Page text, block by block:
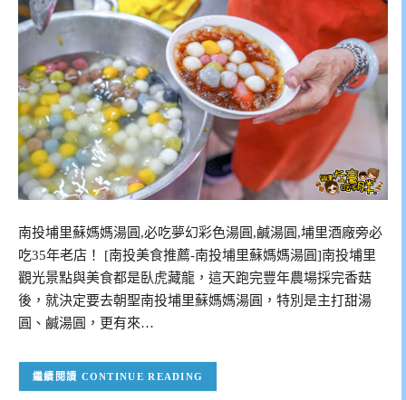
南投埔里蘇媽媽湯圓,必吃夢幻彩色湯圓,鹹湯圓,埔里酒廠旁必
吃35年老店！ [南投美食推薦-南投埔里蘇媽媽湯圓]南投埔里
觀光景點與美食都是臥虎藏龍，這天跑完豐年農場採完香菇
後，就決定要去朝聖南投埔里蘇媽媽湯圓，特別是主打甜湯
圓、鹹湯圓，更有來…
CONTINUE READING